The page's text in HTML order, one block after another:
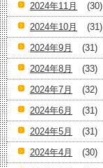
2024年11月
(30)
2024年10月
(31)
2024年9月
(31)
2024年8月
(33)
2024年7月
(32)
2024年6月
(31)
2024年5月
(31)
2024年4月
(30)